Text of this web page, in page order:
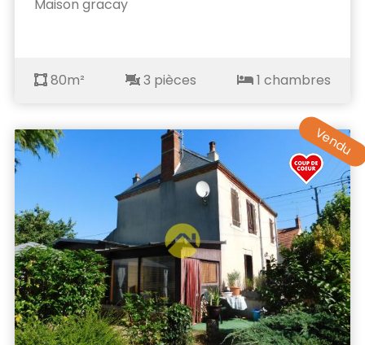
Maison gracay
80m² 3 pièces 1 chambres
Vendu